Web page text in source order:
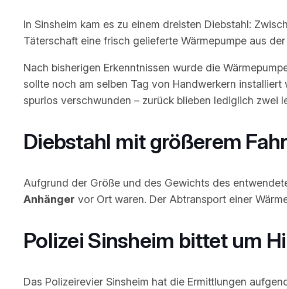
In Sinsheim kam es zu einem dreisten Diebstahl:
Täterschaft eine frisch gelieferte Wärmepumpe aus der
Nach bisherigen Erkenntnissen wurde die
sollte noch am selben Tag von Handwerkern
spurlos verschwunden – zurück blieben lediglich zwei
Diebstahl mit größerem
Aufgrund der Größe und des Gewichts des
Anhänger vor Ort waren. Der Abtransport einer
Polizei Sinsheim bittet um
Das Polizeirevier Sinsheim hat die Ermittlungen